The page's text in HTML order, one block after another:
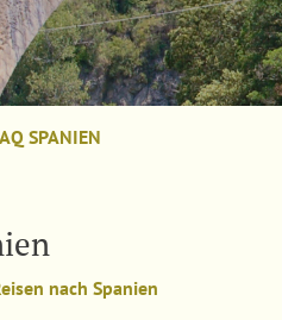
SPANIEN
nach Spanien